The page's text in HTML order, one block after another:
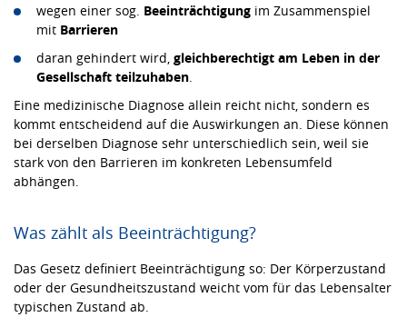
wegen einer sog. Beeinträchtigung im Zusammenspiel
mit Barrieren
daran gehindert wird, gleichberechtigt am Leben in der
Gesellschaft teilzuhaben
Eine medizinische Diagnose allein reicht nicht, sondern es
kommt entscheidend auf die Auswirkungen an. Diese können
bei derselben Diagnose sehr unterschiedlich sein, weil sie
stark von den Barrieren im konkreten Lebensumfeld
abhängen.
Was zählt als Beeinträchtigung?
Das Gesetz definiert Beeinträchtigung so: Der Körperzustand
oder der Gesundheitszustand weicht vom für das Lebensalter
typischen Zustand ab.